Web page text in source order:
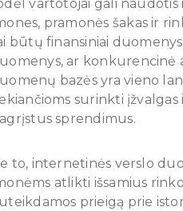
vartotojai gali naudotis
pramonės šakas ir
būtų finansiniai
ar konkurencinė
bazės yra vieno
surinkti
sprendimus.
to, internetinės verslo
atlikti išsamius
prieigą prie